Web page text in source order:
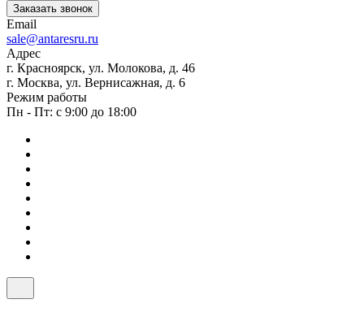
Заказать звонок
Email
sale@antaresru.ru
Адрес
г. Красноярск, ул. Молокова, д. 46
г. Москва, ул. Вернисажная, д. 6
Режим работы
Пн - Пт: с 9:00 до 18:00